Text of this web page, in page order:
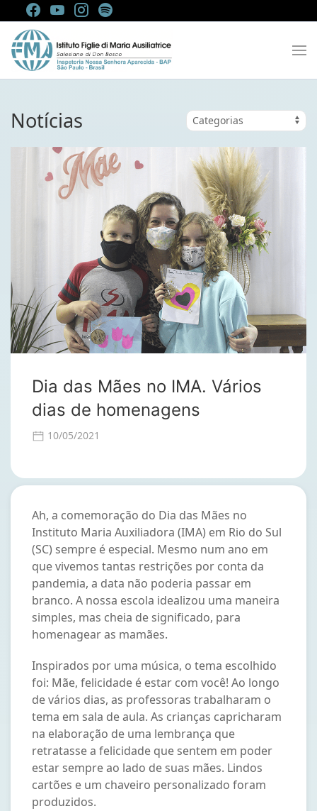
Notícias
Dia das Mães no IMA. Vários
dias de homenagens
10/05/2021
Ah, a comemoração do Dia das Mães no
Instituto Maria Auxiliadora (IMA) em Rio do Sul
(SC) sempre é especial. Mesmo num ano em
que vivemos tantas restrições por conta da
pandemia, a data não poderia passar em
branco. A nossa escola idealizou uma maneira
simples, mas cheia de significado, para
homenagear as mamães.
Inspirados por uma música, o tema escolhido
foi: Mãe, felicidade é estar com você! Ao longo
de vários dias, as professoras trabalharam o
tema em sala de aula. As crianças capricharam
na elaboração de uma lembrança que
retratasse a felicidade que sentem em poder
estar sempre ao lado de suas mães. Lindos
cartões e um chaveiro personalizado foram
produzidos.